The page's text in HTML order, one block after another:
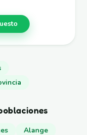
Alange